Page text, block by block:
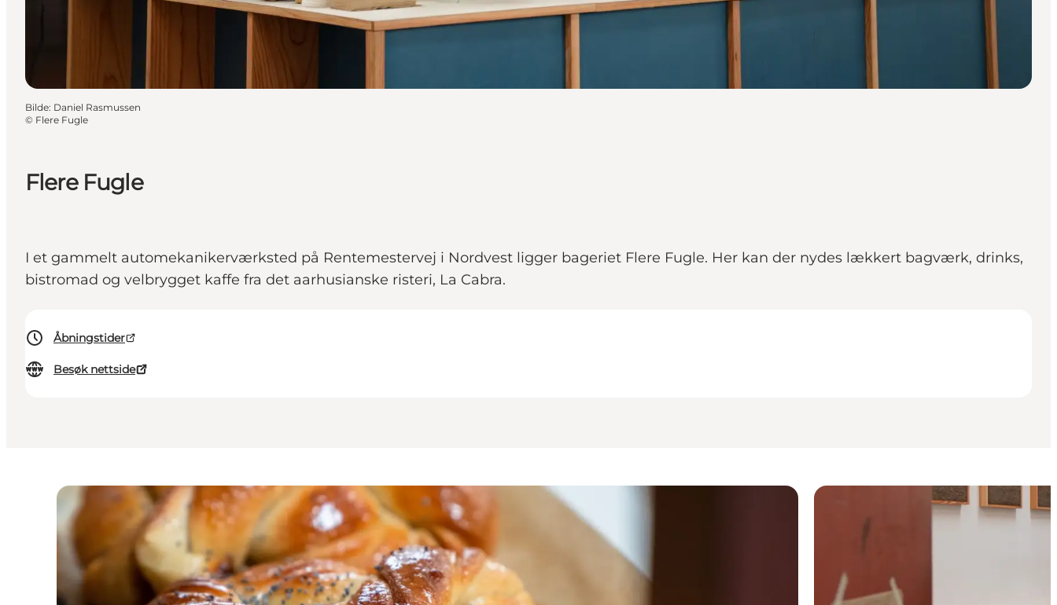
Flere Fugle
I et gammelt automekanikerværksted på Rentemestervej i Nordvest ligger bageriet Flere Fugle. Her kan der nydes lækkert bagværk, drinks,
bistromad og velbrygget kaffe fra det aarhusianske risteri, La Cabra.
Åbningstider
Besøk nettside
Bilde: Daniel Rasmussen
© Flere Fugle